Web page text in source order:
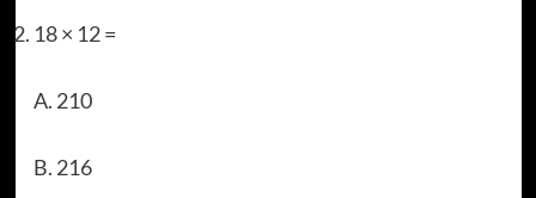
18 × 12 =
A. 210
B. 216